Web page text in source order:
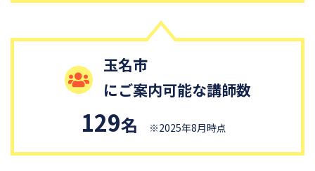
中央大学附属中学校
桐蔭学園中等教育学校
細田学園中学校
帝京大学中学校
獨協中学校
淑徳中学校
昌平中学校
成城中学校
玉名市
にご案内可能な講師数
129名 ※2025年8月時点